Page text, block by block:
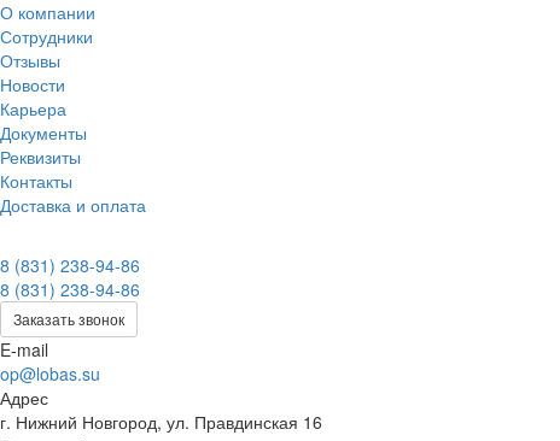
О компании
Сотрудники
Отзывы
Новости
Карьера
Документы
Реквизиты
Контакты
Доставка и оплата
8 (831) 238-94-86
8 (831) 238-94-86
Заказать звонок
E-mail
op@lobas.su
Адрес
г. Нижний Новгород, ул. Правдинская 16